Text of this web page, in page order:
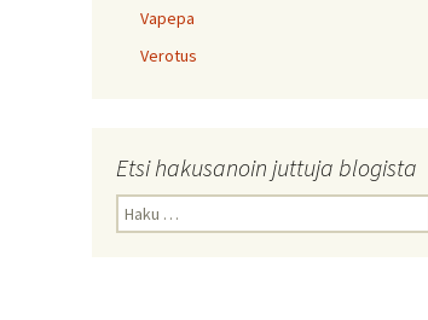
Vapepa
Verotus
Etsi hakusanoin juttuja blogista
Haku: